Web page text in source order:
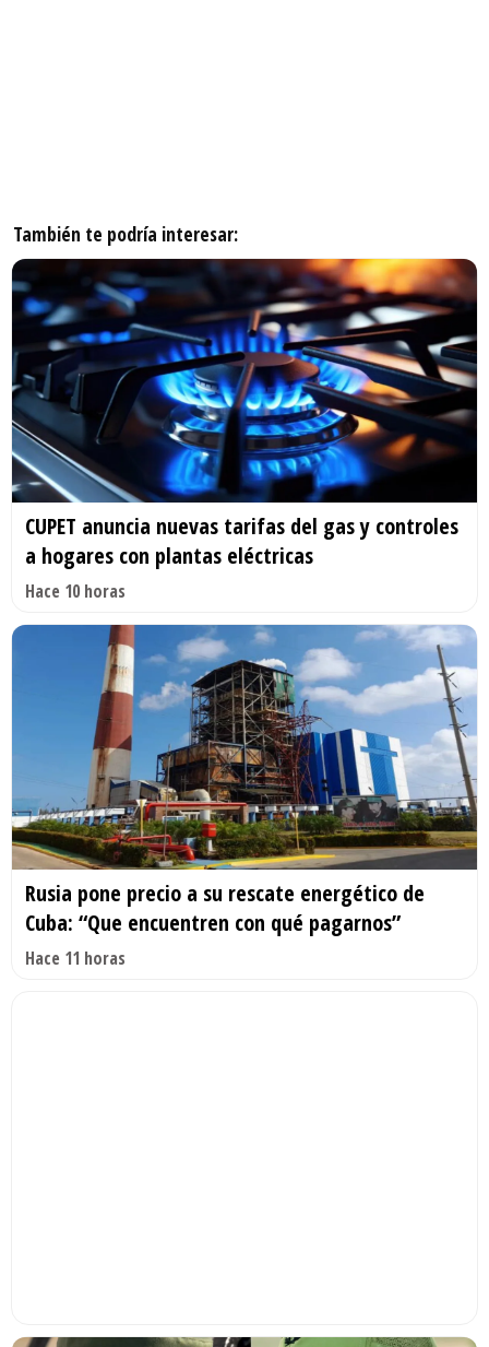
También te podría interesar:
CUPET anuncia nuevas tarifas del gas y controles
a hogares con plantas eléctricas
Hace 10 horas
Rusia pone precio a su rescate energético de
Cuba: “Que encuentren con qué pagarnos”
Hace 11 horas